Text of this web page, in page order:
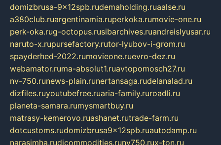
domizbrusa-9x12spb.rudemaholding.ruaalse.ru
a380club.ruargentinamia.ruperkoka.rumovie-one.ru
perk-oka.rug-octopus.rusibarchives.ruandreislyusar.ru
naruto-x.rupursefactory.rutor-lyubov-i-grom.ru
spayderhed-2022.rumovieone.ruevro-dez.ru
webamator.ruma-absolut1.ruavtopomosch27.ru
nv-750.runews-plain.runertansaga.rudelanalad.ru
dizfiles.ruyoutubefree.ruaria-family.ruroadli.ru
planeta-samara.rumysmartbuy.ru
matrasy-kemerovo.ruashanet.rutrade-farm.ru
dotcustoms.rudomizbrusa9x12spb.ruautodamp.ru
narasimha.rudjcommodities.runv750.rux-ton.ru